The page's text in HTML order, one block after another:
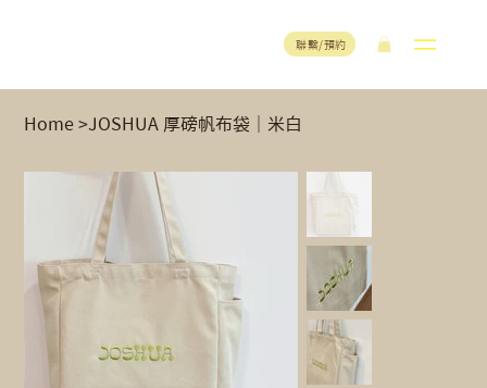
聯繫/預約
Home > JOSHUA 厚磅帆布袋｜米白